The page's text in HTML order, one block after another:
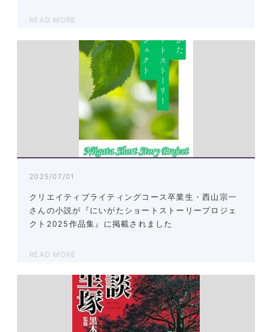
READ MORE
2025/07/01
クリエイティブライティングコース卒業生・西山宗一
さんの小説が『にいがたショートストーリープロジェ
クト2025作品集』に掲載されました
READ MORE